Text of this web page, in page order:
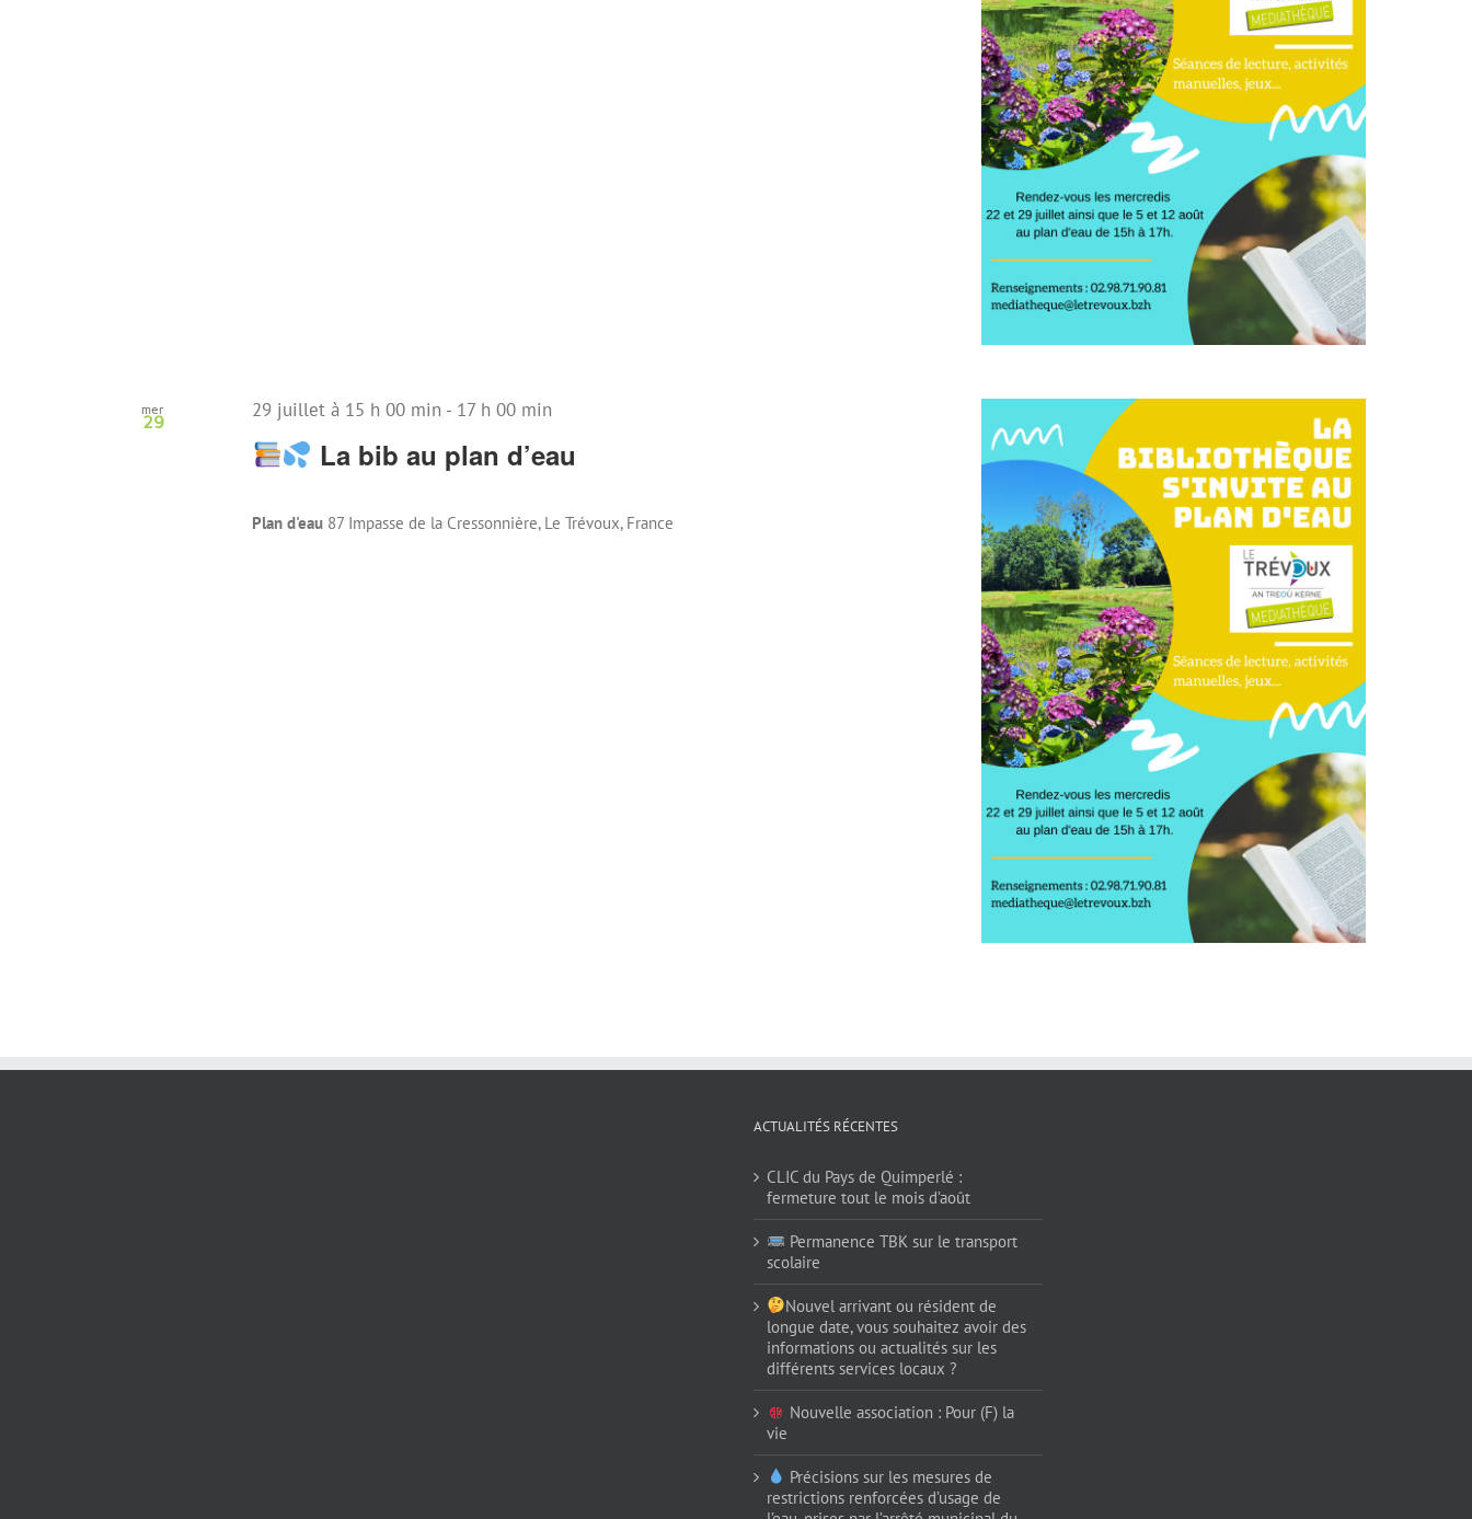
mer
29
La bib au plan d’eau
29 juillet à 15 h 00 min - 17 h 00 min
Plan d'eau 87 Impasse de la Cressonnière, Le Trévoux, France
ACTUALITÉS RÉCENTES
CLIC du Pays de Quimperlé :
fermeture tout le mois d’août
Permanence TBK sur le transport
scolaire
Nouvel arrivant ou résident de
longue date, vous souhaitez avoir des
informations ou actualités sur les
différents services locaux ?
Nouvelle association : Pour (F) la
vie
Précisions sur les mesures de
restrictions renforcées d’usage de